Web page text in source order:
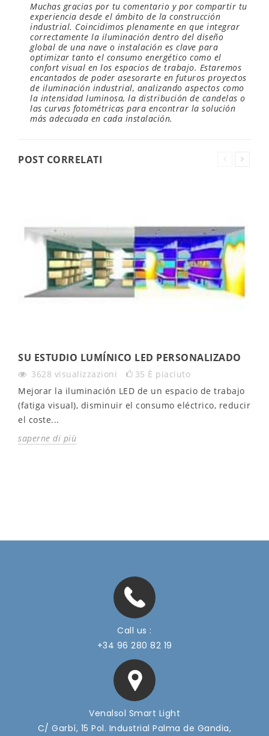
Muchas gracias por tu comentario y por compartir tu
experiencia desde el ámbito de la construcción
industrial. Coincidimos plenamente en que integrar
correctamente la iluminación dentro del diseño
global de una nave o instalación es clave para
optimizar tanto el consumo energético como el
confort visual en los espacios de trabajo. Estaremos
encantados de poder asesorarte en futuros proyectos
de iluminación industrial, analizando aspectos como
la intensidad luminosa, la distribución de candelas o
las curvas fotométricas para encontrar la solución
más adecuada en cada instalación.
POST CORRELATI
SU ESTUDIO LUMÍNICO LED PERSONALIZADO
3628 visualizzazioni 35 È piaciuto
Mejorar la iluminación LED de un espacio de trabajo
(fatiga visual), disminuir el consumo eléctrico, reducir
el coste...
saperne di più
Call us :
+34 96 280 82 19
Venalsol Smart Light
C/ Garbí, 15 Pol. Industrial Palma de Gandia,